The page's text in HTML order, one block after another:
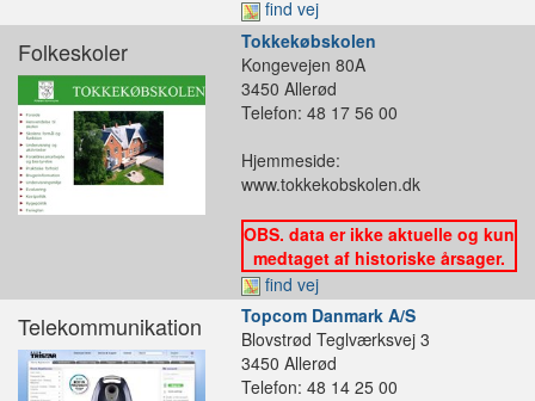
find vej
Folkeskoler
Tokkekøbskolen
Kongevejen 80A
3450 Allerød
Telefon: 48 17 56 00
Hjemmeside:
www.tokkekobskolen.dk
OBS. data er ikke aktuelle og kun
medtaget af historiske årsager.
find vej
Telekommunikation
Topcom Danmark A/S
Blovstrød Teglværksvej 3
3450 Allerød
Telefon: 48 14 25 00